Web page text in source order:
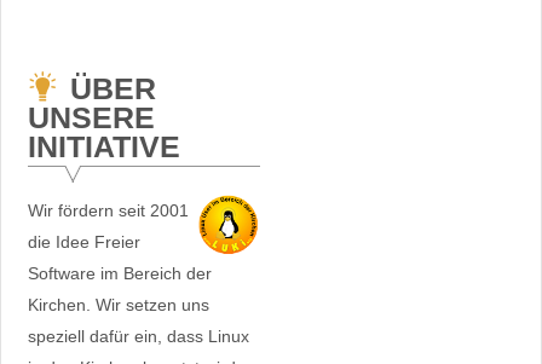
ÜBER
UNSERE
INITIATIVE
Wir fördern seit 2001
die Idee Freier
Software im Bereich der
Kirchen. Wir setzen uns
speziell dafür ein, dass Linux